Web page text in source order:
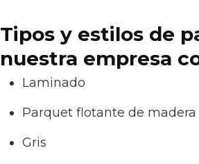
Tipos y estilos de
nuestra empresa
Laminado
Parquet flotante de madera
Gris